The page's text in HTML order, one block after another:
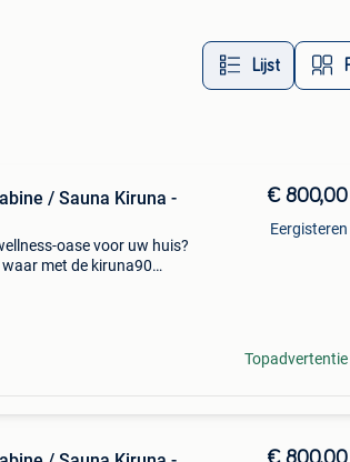
Lijst
/ Sauna Kiruna -
oase voor uw huis?
met de kiruna90
€ 800,00
Eergisteren
Topadvertentie